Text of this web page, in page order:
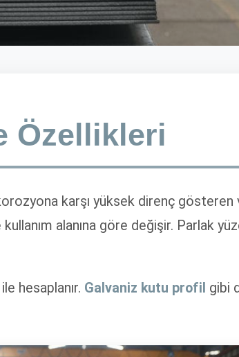
Özellikleri
karşı yüksek direnç
alanına göre değişir. Parlak
hesaplanır. Galvaniz kutu profil gibi